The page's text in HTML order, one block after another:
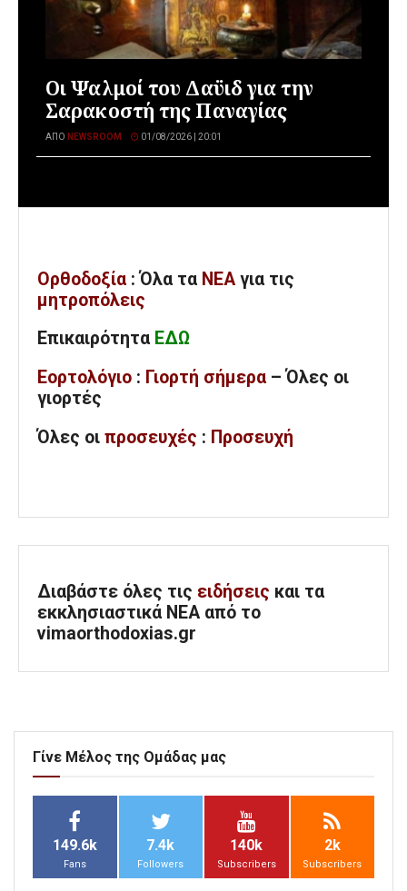
Οι Ψαλμοί του Δαϋιδ για την
Σαρακοστή της Παναγίας
ΑΠΌ NEWSROOM 01/08/2026 | 20:01
Ορθοδοξία : Όλα τα ΝΕΑ για τις
μητροπόλεις
Επικαιρότητα ΕΔΩ
Εορτολόγιο : Γιορτή σήμερα – Όλες οι
γιορτές
Όλες οι προσευχές : Προσευχή
Διαβάστε όλες τις ειδήσεις και τα
εκκλησιαστικά ΝΕΑ από το
vimaorthodoxias.gr
Γίνε Μέλος της Ομάδας μας
149.6k
Fans
7.4k
Followers
140k
Subscribers
2k
Subscribers